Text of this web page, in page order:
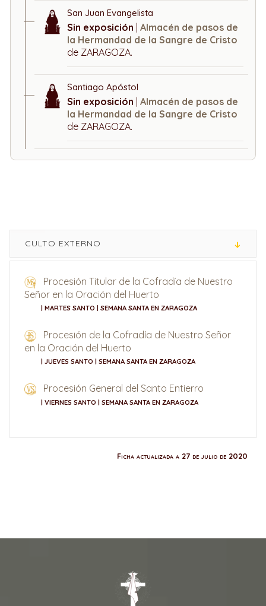
San Juan Evangelista
Sin exposición Almacén de pasos de
la Hermandad de la Sangre de Cristo
de ZARAGOZA.
Santiago Apóstol
Sin exposición Almacén de pasos de
la Hermandad de la Sangre de Cristo
de ZARAGOZA.
CULTO EXTERNO
Procesión Titular de la Cofradía de Nuestro
Señor en la Oración del Huerto
| MARTES SANTO | SEMANA SANTA EN ZARAGOZA
Procesión de la Cofradía de Nuestro Señor
en la Oración del Huerto
| JUEVES SANTO | SEMANA SANTA EN ZARAGOZA
Procesión General del Santo Entierro
| VIERNES SANTO | SEMANA SANTA EN ZARAGOZA
Ficha actualizada a 27 de julio de 2020